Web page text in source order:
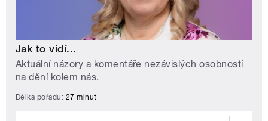
Jak to vidí...
Aktuální názory a komentáře nezávislých osobností
na dění kolem nás.
Délka pořadu: 27 minut